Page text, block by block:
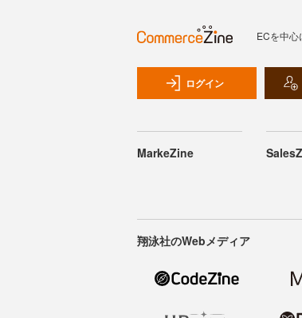
ECを中心
ログイン
MarkeZine
翔泳社のWebメディア